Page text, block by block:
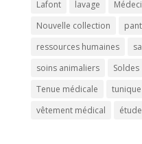
Lafont lavage
Nouvelle collection
ressources humaines
soins animaliers
Soldes
Tenue médicale
vêtement médical